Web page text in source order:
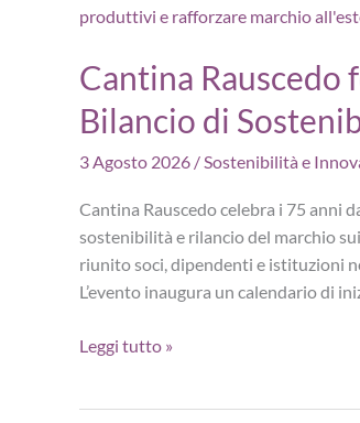
Nero
alcol
si
senza
Cantina Rauscedo
Bilancio di
3 Agosto 2026 /Sostenibilità e
Cantina Rauscedo celebra i 75 anni
sostenibilità e rilancio del marchio
riunito soci, dipendenti e istituzioni
L’evento inaugura un calendario di
Cantina
Leggi tutto »